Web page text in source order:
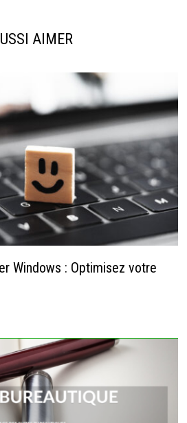
AIMER
Windows : Optimisez votre